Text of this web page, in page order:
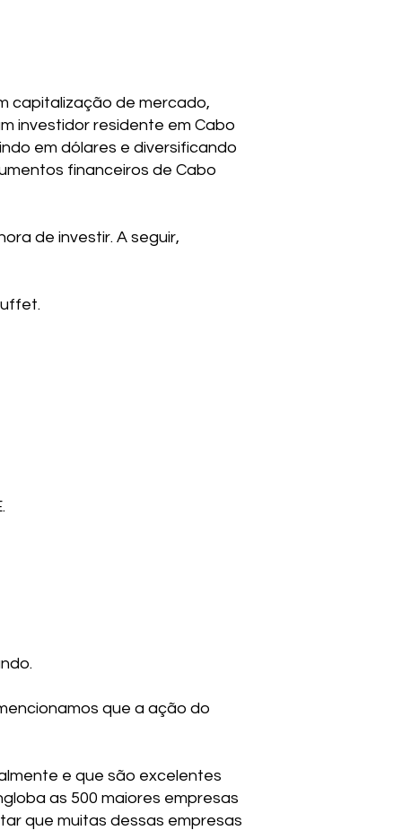
capitalização de mercado,
investidor residente em Cabo
em dólares e diversificando
financeiros de Cabo
de investir. A seguir,
que a ação do
e que são excelentes
as 500 maiores empresas
que muitas dessas empresas